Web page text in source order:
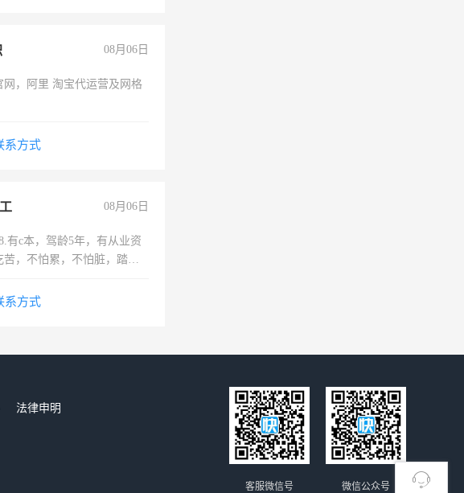
08月06日
网，阿里 淘宝代运营及网格
系方式
08月06日
有c本，驾龄5年，有从业资
苦，不怕累，不怕脏，踏
系方式
法律申明
微信公众号
客服微信号